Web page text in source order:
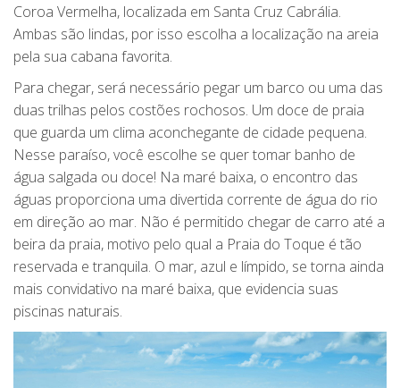
Coroa Vermelha, localizada em Santa Cruz Cabrália.
Ambas são lindas, por isso escolha a localização na areia
pela sua cabana favorita.
Para chegar, será necessário pegar um barco ou uma das
duas trilhas pelos costões rochosos. Um doce de praia
que guarda um clima aconchegante de cidade pequena.
Nesse paraíso, você escolhe se quer tomar banho de
água salgada ou doce! Na maré baixa, o encontro das
águas proporciona uma divertida corrente de água do rio
em direção ao mar. Não é permitido chegar de carro até a
beira da praia, motivo pelo qual a Praia do Toque é tão
reservada e tranquila. O mar, azul e límpido, se torna ainda
mais convidativo na maré baixa, que evidencia suas
piscinas naturais.